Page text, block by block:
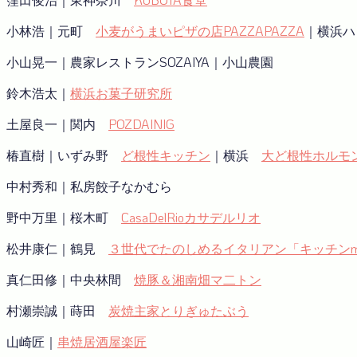
小林浩｜元町 小麦がうまいピザの店PAZZAPAZZA ｜横浜
小山晃一｜農家レストランSOZAIYA｜小山農園
鈴木浩太｜ 横浜お菓子研究所
土屋良一｜関内 POZDAINIG
椿直樹｜いずみ野 ど根性キッチン ｜横浜 大ど根性ホルモ
中村秀和｜私房餃子なかむら
野中万里｜桜木町 CasaDelRioカサデルリオ
松井康仁｜鶴見
３世代でたのしめるイタリアン「キッチン
真仁田修｜中央林間 焼豚＆湘南畑マ二トン
村瀬崇誠｜蒔田 炭焼主家とりぎゅたぶう
山崎匠｜ 串焼居酒屋楽匠